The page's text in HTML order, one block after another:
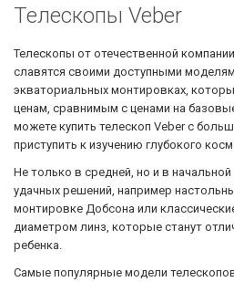
Телескопы Veber
Телескопы от отечественной
славятся своими доступными
экваториальных монтировках,
ценам, сравнимым с ценами на
можете купить телескоп Veber с
приступить к изучению глубокого
Не только в средней, но и в начальной
удачных решений, например
монтировке Добсона или
диаметром линз, которые станут
ребенка.
Самые популярные модели